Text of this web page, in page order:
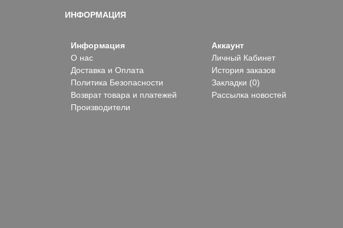
ИНФОРМАЦИЯ
Информация
О нас
Доставка и Оплата
Политика Безопасности
Возврат товара и платежей
Производители
Аккаунт
Личный Кабинет
История заказов
Закладки (0)
Рассылка новостей